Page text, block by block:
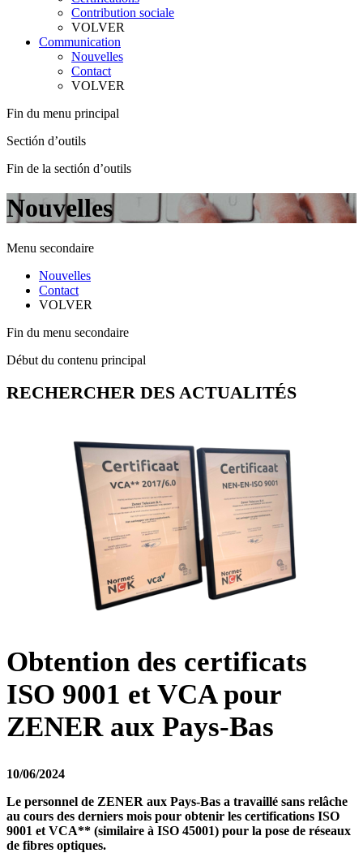
Contribution sociale
VOLVER
Communication
Nouvelles
Contact
VOLVER
Fin du menu principal
Sectión d’outils
Fin de la sectión d’outils
Nouvelles
Menu secondaire
Nouvelles
Contact
VOLVER
Fin du menu secondaire
Début du contenu principal
RECHERCHER DES ACTUALITÉS
Obtention des certificats
ISO 9001 et VCA pour
ZENER aux Pays-Bas
10/06/2024
Le personnel de ZENER aux Pays-Bas a travaillé sans relâche
au cours des derniers mois pour obtenir les certifications ISO
9001 et VCA** (similaire à ISO 45001) pour la pose de réseaux
de fibres optiques.